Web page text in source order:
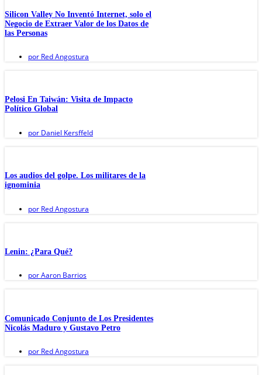
Silicon Valley No Inventó Internet, solo el
Negocio de Extraer Valor de los Datos de
las Personas
por Red Angostura
Pelosi En Taiwán: Visita de Impacto
Político Global
por Daniel Kersffeld
Los audios del golpe. Los militares de la
ignominia
por Red Angostura
Lenin: ¿Para Qué?
porAaron Barrios
Comunicado Conjunto de Los Presidentes
Nicolás Maduro y Gustavo Petro
por Red Angostura